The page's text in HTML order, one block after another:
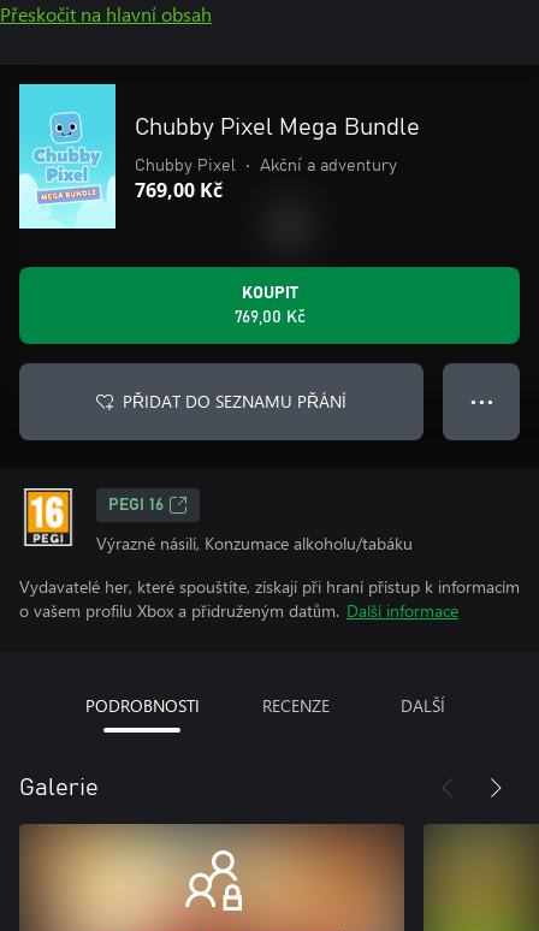
Přeskočit na hlavní obsah
Chubby Pixel Mega Bundle
Chubby Pixel • Akční a adventury
769,00 Kč
KOUPIT
769,00 Kč
PŘIDAT DO SEZNAMU PŘÁNÍ ● ● ●
PEGI 16
Výrazné násilí, Konzumace alkoholu/tabáku
Vydavatelé her, které spouštíte, získají při hraní přístup k informacím
o vašem profilu Xbox a přidruženým datům. Další informace
PODROBNOSTI RECENZE DALŠÍ
Galerie